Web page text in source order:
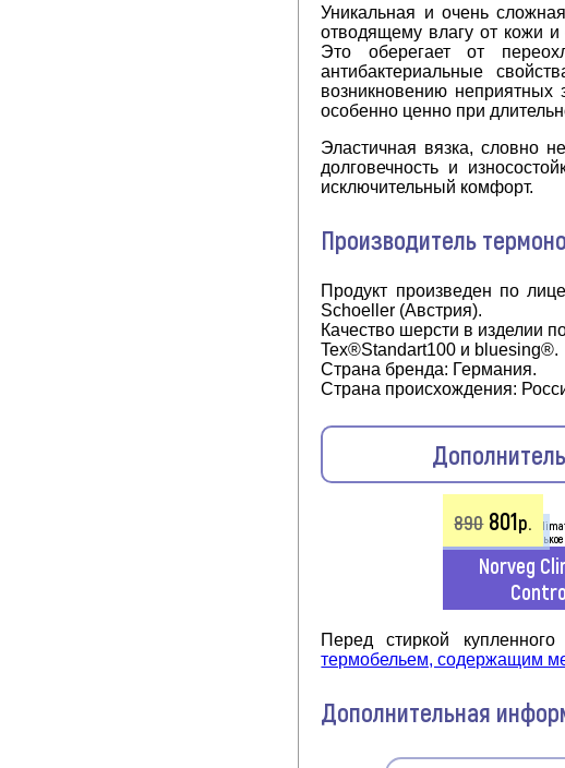
Уникальная и очень
отводящему влагу от кожи
Это оберегает от
антибактериальные
возникновению неприятных
особенно ценно при
Эластичная вязка, словно
долговечность и
исключительный комфорт.
Производитель
Продукт произведен по
Schoeller (Австрия).
Качество шерсти в изделии
Tex®Standart100 и bluesing®.
Страна бренда: Германия.
Страна происхождения:
Для прогулок и игр
890801р.
Norveg
Перед стиркой
термобельем, содержащим
Дополнительная